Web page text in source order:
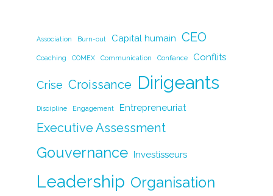
e
b
o
o
k
e
dI
n
er l
y
Li
n
k
ta
g
er
Association Burn-out Capital humain CEO
Coaching COMEX Communication Confiance Conflits
Crise Croissance Dirigeants
Discipline Engagement Entrepreneuriat
Executive Assessment
Gouvernance Investisseurs
Leadership Organisation